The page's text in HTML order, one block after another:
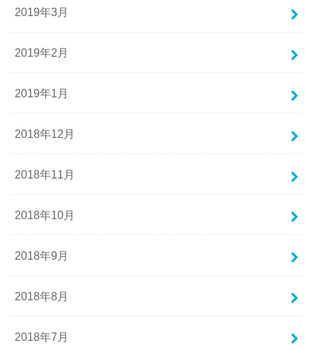
2019年3月
2019年2月
2019年1月
2018年12月
2018年11月
2018年10月
2018年9月
2018年8月
2018年7月